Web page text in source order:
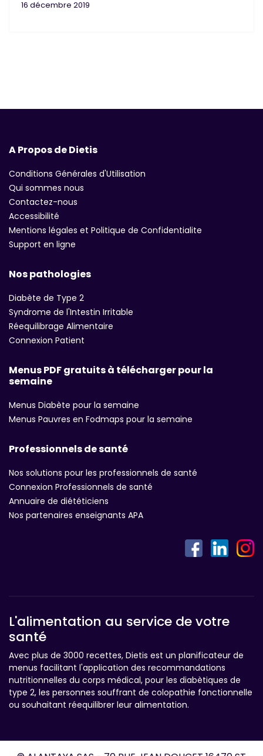
16 décembre 2019
A Propos de Dietis
Conditions Générales d'Utilisation
Qui sommes nous
Contactez-nous
Accessibilité
Mentions légales et Politique de Confidentialite
Support en ligne
Nos pathologies
Diabète de Type 2
Syndrome de l'Intestin Irritable
Réequilibrage Alimentaire
Connexion Patient
Menus PDF gratuits à télécharger pour la
semaine
Menus Diabète pour la semaine
Menus Pauvres en Fodmaps pour la semaine
Professionnels de santé
Nos solutions pour les professionnels de santé
Connexion Professionnels de santé
Annuaire de diététiciens
Nos partenaires enseignants APA
L'alimentation au service de votre
santé
Avec plus de 3000 recettes, Dietis est un planificateur de
menus facilitant l'application des recommandations
nutritionnelles du corps médical, pour les diabètiques de
type 2, les personnes souffrant de colopathie fonctionnelle
ou souhaitant réequilibrer leur alimentation.